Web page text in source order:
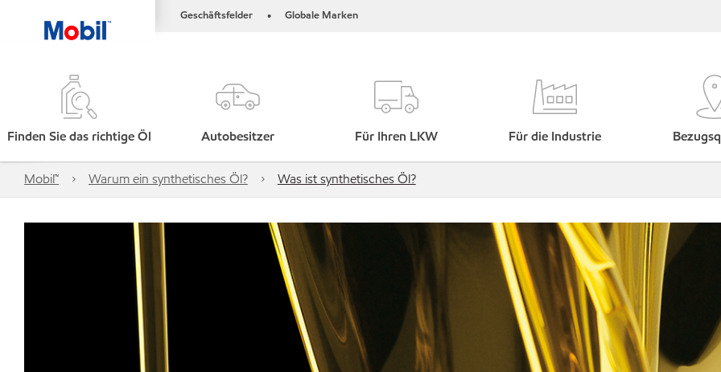
Geschäftsfelder • Globale Marken
Finden Sie das richtige Öl Autobesitzer Für Ihren LKW Für die Industrie
Mobil™ Warum ein synthetisches Öl? Was ist synthetisches Öl?